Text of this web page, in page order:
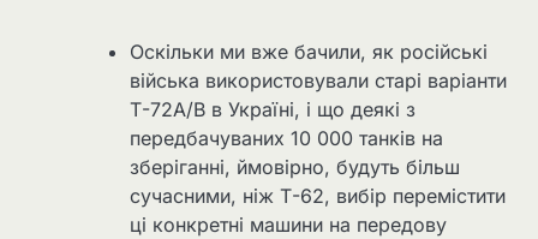
Оскільки ми вже бачили, як російські
війська використовували старі варіанти
Т-72A/B в Україні, і що деякі з
передбачуваних 10 000 танків на
зберіганні, ймовірно, будуть більш
сучасними, ніж Т-62, вибір перемістити
ці конкретні машини на передову